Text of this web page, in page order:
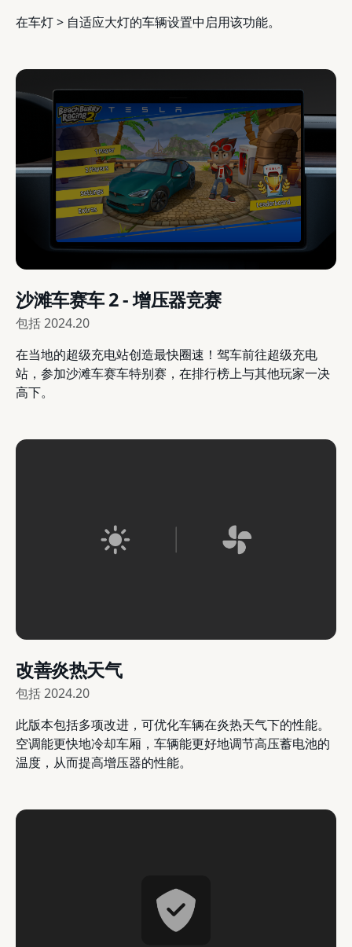
在车灯 > 自适应大灯的车辆设置中启用该功能。
沙滩车赛车 2 - 增压器竞赛
包括2024.20
在当地的超级充电站创造最快圈速！驾车前往超级充电
站，参加沙滩车赛车特别赛，在排行榜上与其他玩家一决
高下。
改善炎热天气
包括2024.20
此版本包括多项改进，可优化车辆在炎热天气下的性能。
空调能更快地冷却车厢，车辆能更好地调节高压蓄电池的
温度，从而提高增压器的性能。